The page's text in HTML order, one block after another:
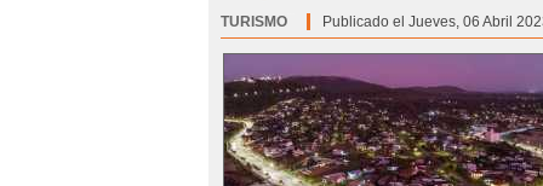
TURISMO Publicado el Jueves, 06 Abril